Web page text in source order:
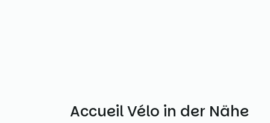
Weitere Accueil Vélo in der Nähe